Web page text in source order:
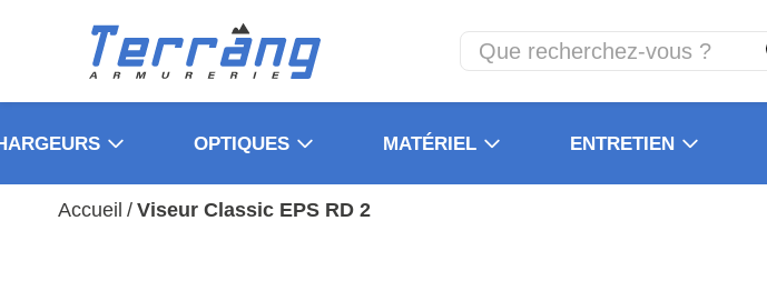
OPTIQUES MATÉRIEL ENTRETIEN
Accueil / Viseur Classic EPS RD 2